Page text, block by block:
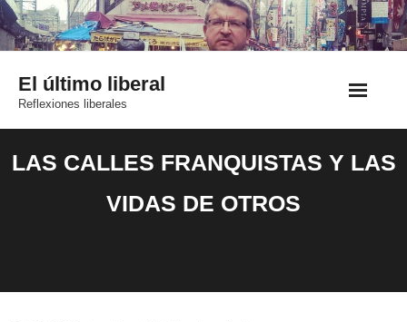
Saltar
al
El último liberal
Reflexiones liberales
LAS CALLES FRANQUISTAS Y LAS
VIDAS DE OTROS